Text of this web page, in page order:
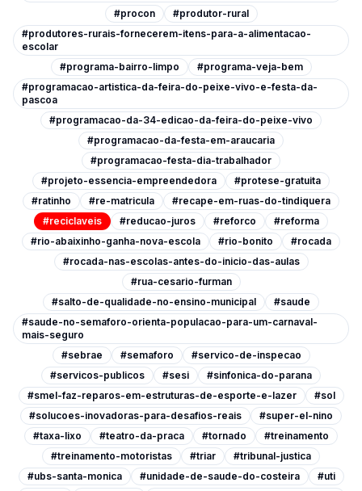
#procon
#produtor-rural
#produtores-rurais-fornecerem-itens-para-a-alimentacao-
escolar
#programa-bairro-limpo
#programa-veja-bem
#programacao-artistica-da-feira-do-peixe-vivo-e-festa-da-
pascoa
#programacao-da-34-edicao-da-feira-do-peixe-vivo
#programacao-da-festa-em-araucaria
#programacao-festa-dia-trabalhador
#projeto-essencia-empreendedora
#protese-gratuita
#ratinho
#re-matricula
#recape-em-ruas-do-tindiquera
#reciclaveis
#reducao-juros #reforco
#reforma
#rio-abaixinho-ganha-nova-escola
#rio-bonito
#rocada
#rocada-nas-escolas-antes-do-inicio-das-aulas
#rua-cesario-furman
#salto-de-qualidade-no-ensino-municipal
#saude
#saude-no-semaforo-orienta-populacao-para-um-carnaval-
mais-seguro
#sebrae
#semaforo
#servico-de-inspecao
#servicos-publicos
#sesi
#sinfonica-do-parana
#smel-faz-reparos-em-estruturas-de-esporte-e-lazer
#sol
#solucoes-inovadoras-para-desafios-reais
#super-el-nino
#taxa-lixo
#teatro-da-praca #tornado
#treinamento
#treinamento-motoristas
#triar
#tribunal-justica
#ubs-santa-monica
#unidade-de-saude-do-costeira
#uti